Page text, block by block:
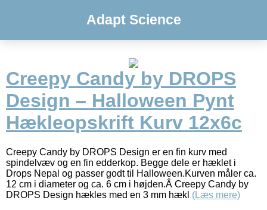
Adapt Science
Creepy Candy by DROPS
Design – Halloween Pynt
Hækleopskrift Kurv 12x6c
Creepy Candy by DROPS Design er en fin kurv med
spindelvæv og en fin edderkop. Begge dele er hæklet i
Drops Nepal og passer godt til Halloween.Kurven måler ca.
12 cm i diameter og ca. 6 cm i højden.Â Creepy Candy by
DROPS Design hækles med en 3 mm hækl (Læs mere)